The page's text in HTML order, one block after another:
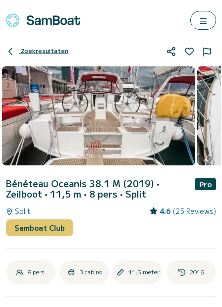
Zoekresultaten
Bénéteau Oceanis 38.1 M (2019) •
Zeilboot • 11,5 m • 8 pers • Split
Pro
Split 4.6 (25 Reviews)
Samboat Club
8 pers. 3 cabins 11,5 meter 2019